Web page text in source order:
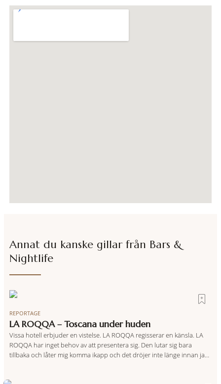
Annat du kanske gillar från Bars &
Nightlife
REPORTAGE
LA ROQQA – Toscana under huden
Vissa hotell erbjuder en vistelse. LA ROQQA regisserar en känsla. LA
ROQQA har inget behov av att presentera sig. Den lutar sig bara
tillbaka och låter mig komma ikapp och det dröjer inte länge innan jag